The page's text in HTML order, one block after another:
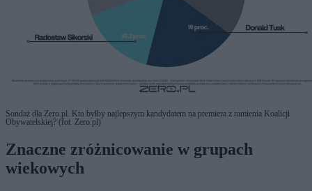
Sondaż dla Zero.pl. Kto byłby najlepszym kandydatem na premiera z ramienia Koalicji
Obywatelskiej? (fot. Zero.pl)
Znaczne zróżnicowanie w grupach
wiekowych